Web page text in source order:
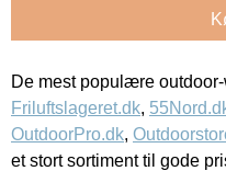
De mest populære
Friluftslageret.dk,
OutdoorPro.dk,
et stort sortiment til gode